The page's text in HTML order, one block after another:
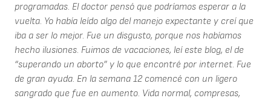
programadas. El doctor pensó que podríamos esperar a la
vuelta. Yo había leído algo del manejo expectante y creí que
iba a ser lo mejor. Fue un disgusto, porque nos habíamos
hecho ilusiones. Fuimos de vacaciones, leí este blog, el de
“superando un aborto” y lo que encontré por internet. Fue
de gran ayuda. En la semana 12 comencé con un ligero
sangrado que fue en aumento. Vida normal, compresas,